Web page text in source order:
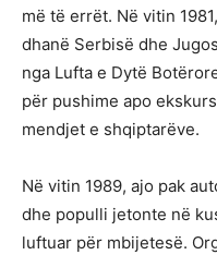
më të errët. Në vitin
dhanë Serbisë dhe
nga Lufta e Dytë
për pushime apo
mendjet e shqiptarëve.
Në vitin 1989, ajo pak
dhe populli jetonte në
luftuar për mbijetesë.